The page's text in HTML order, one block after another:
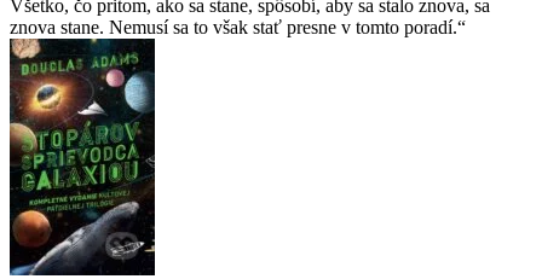
Všetko, čo pritom, ako sa stane, spôsobí, aby sa stalo znova, sa
znova stane. Nemusí sa to však stať presne v tomto poradí.